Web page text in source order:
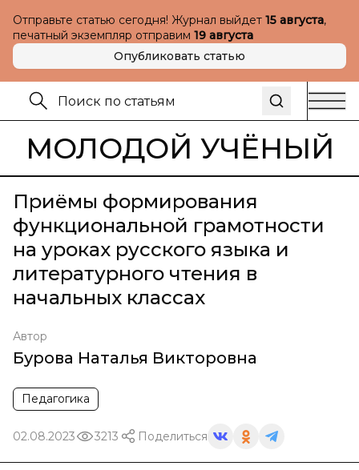
Отправьте статью сегодня! Журнал выйдет 15 августа,
печатный экземпляр отправим 19 августа
Опубликовать статью
МОЛОДОЙ УЧЁНЫЙ
Приёмы формирования
функциональной грамотности
на уроках русского языка и
литературного чтения в
начальных классах
Автор
Бурова Наталья Викторовна
Педагогика
02.08.2023 3213 Поделиться